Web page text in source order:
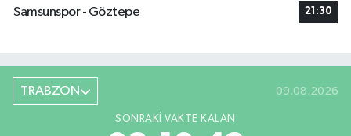
Samsunspor - Göztepe
21:30
TRABZON 09.08.2026
SONRAKI VAKTE KALAN